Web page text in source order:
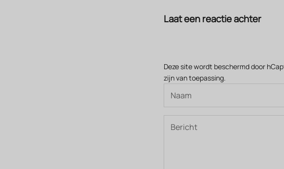
Laat een reactie achter
Deze site wordt beschermd door
zijn van toepassing.